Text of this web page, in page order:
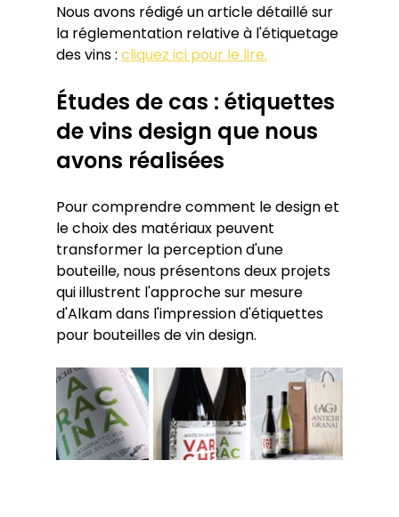
Nous avons rédigé un article détaillé sur
la réglementation relative à l'étiquetage
des vins : cliquez ici pour le lire.
Études de cas : étiquettes
de vins design que nous
avons réalisées
Pour comprendre comment le design et
le choix des matériaux peuvent
transformer la perception d'une
bouteille, nous présentons deux projets
qui illustrent l'approche sur mesure
d'Alkam dans l'impression d'étiquettes
pour bouteilles de vin design.